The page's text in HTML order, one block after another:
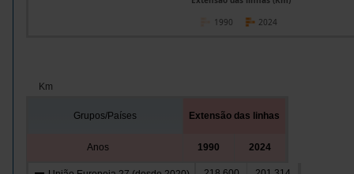
2024
1990
Km
Grupos/Países Extensão das linhas
Anos 1990 2024